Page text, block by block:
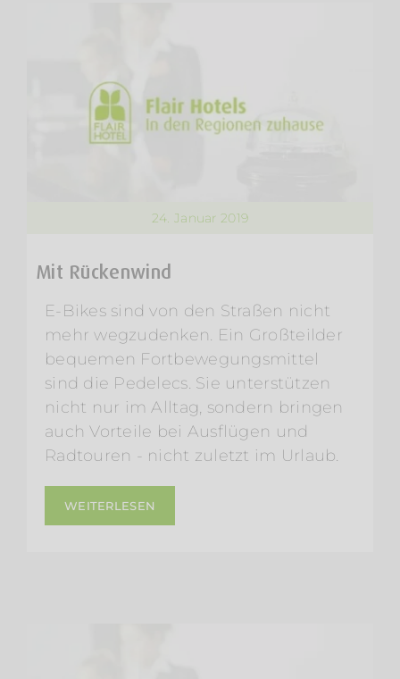
24. Januar 2019
Mit Rückenwind
E-Bikes sind von den Straßen nicht
mehr wegzudenken. Ein Großteilder
bequemen Fortbewegungsmittel
sind die Pedelecs. Sie unterstützen
nicht nur im Alltag, sondern bringen
auch Vorteile bei Ausflügen und
Radtouren - nicht zuletzt im Urlaub.
WEITERLESEN